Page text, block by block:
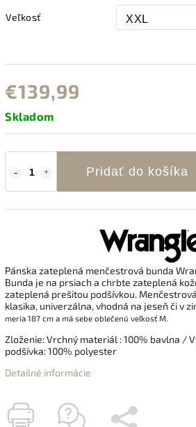
Veľkosť
€139,99
Skladom
Pridať do košíka
Pánska zateplená menčestrová bunda
Bunda je na prsiach a chrbte zateplená
zateplená prešitou podšívkou.
klasika, univerzálna, vhodná na jeseň či v
meria 187 cm a má sebe oblečenú veľkosť M.
Zloženie: Vrchný materiál : 100% bavlna /
podšívka: 100% polyester
Detailné informácie